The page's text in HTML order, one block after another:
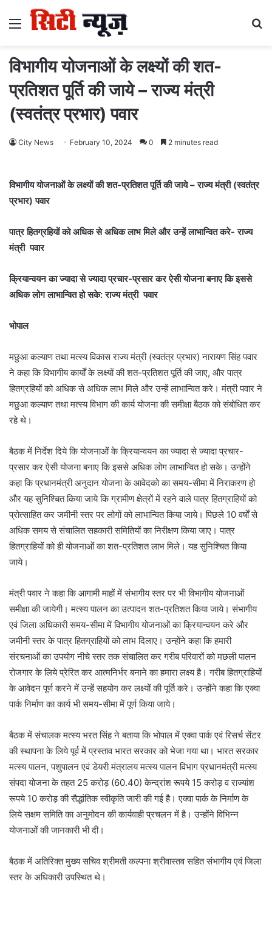
Menu
विभागीय योजनाओं के लक्ष्यों की शत-
प्रतिशत पूर्ति की जाये – राज्य मंत्री
(स्वतंत्र प्रभार) पवार
City News February 10, 2024 0 2 minutes read
विभागीय योजनाओं के लक्ष्यों की शत-प्रतिशत पूर्ति की जाये – राज्य मंत्री (स्वतंत्र
प्रभार) पवार
पात्र हितग्रहियों को अधिक से अधिक लाभ मिले और उन्हें लाभान्वित करे- राज्य
मंत्री पवार
क्रियान्वयन का ज्यादा से ज्यादा प्रचार-प्रसार कर ऐसी योजना बनाए कि इससे
अधिक लोग लाभान्वित हो सके: राज्य मंत्री पवार
भोपाल
मछुआ कल्याण तथा मत्स्य विकास राज्य मंत्री (स्वतंत्र प्रभार) नारायण सिंह पवार
ने कहा कि विभागीय कार्यों के लक्ष्यों की शत-प्रतिशत पूर्ति की जाए, और पात्र
हितग्रहियों को अधिक से अधिक लाभ मिले और उन्हें लाभान्वित करे। मंत्री पवार ने
मछुआ कल्याण तथा मत्स्य विभाग की कार्य योजना की समीक्षा बैठक को संबोधित कर
रहे थे।
बैठक में निर्देश दिये कि योजनाओं के क्रियान्वयन का ज्यादा से ज्यादा प्रचार-
प्रसार कर ऐसी योजना बनाए कि इससे अधिक लोग लाभान्वित हो सके। उन्होंने
कहा कि प्रधानमंत्री अनुदान योजना के आवेदको का समय-सीमा में निराकरण हो
और यह सुनिश्चित किया जाये कि ग्रामीण क्षेत्रों में रहने वाले पात्र हितग्राहियों को
प्रोत्साहित कर जमीनी स्तर पर लोगों को लाभान्वित किया जाये। पिछले 10 वर्षों से
अधिक समय से संचालित सहकारी समितियों का निरीक्षण किया जाए। पात्र
हितग्राहियों को ही योजनाओं का शत-प्रतिशत लाभ मिले। यह सुनिश्चित किया
जाये।
मंत्री पवार ने कहा कि आगामी माहों में संभागीय स्तर पर भी विभागीय योजनाओं
समीक्षा की जायेगी। मत्स्य पालन का उत्पादन शत-प्रतिशत किया जाये। संभागीय
एवं जिला अधिकारी समय-सीमा में विभागीय योजनाओं का क्रियान्वयन करे और
जमीनी स्तर के पात्र हितग्राहियों को लाभ दिलाए। उन्होंने कहा कि हमारी
संरचनाओं का उपयोग नीचे स्तर तक संचालित कर गरीब परिवारों को मछली पालन
रोजगार के लिये प्रेरित कर आत्मनिर्भर बनाने का हमारा लक्ष्य है। गरीब हितग्राहियों
के आवेदन पूर्ण करने में उन्हें सहयोग कर लक्ष्यों की पूर्ति करे। उन्होंने कहा कि एक्वा
पार्क निर्माण का कार्य भी समय-सीमा में पूर्ण किया जाये।
बैठक में संचालक मत्स्य भरत सिंह ने बताया कि भोपाल में एक्वा पार्क एवं रिसर्च सेंटर
की स्थापना के लिये पूर्व में प्रस्ताव भारत सरकार को भेजा गया था। भारत सरकार
मत्स्य पालन, पशुपालन एवं डेयरी मंत्रालय मत्स्य पालन विभाग प्रधानमंत्री मत्स्य
संपदा योजना के तहत 25 करोड़ (60.40) केन्द्रांश रूपये 15 करोड़ व राज्यांश
रूपये 10 करोड़ की सैद्धांतिक स्वीकृति जारी की गई है। एक्वा पार्क के निर्माण के
लिये सक्षम समिति का अनुमोदन की कार्यवाही प्रचलन में है। उन्होंने विभिन्न
योजनाओं की जानकारी भी दी।
बैठक में अतिरिक्त मुख्य सचिव श्रीमती कल्पना श्रीवास्तव सहित संभागीय एवं जिला
स्तर के अधिकारी उपस्थित थे।